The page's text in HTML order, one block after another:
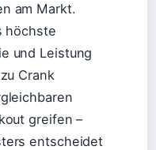
am Markt.
höchste
und Leistung
Crank
greifen –
entscheidet